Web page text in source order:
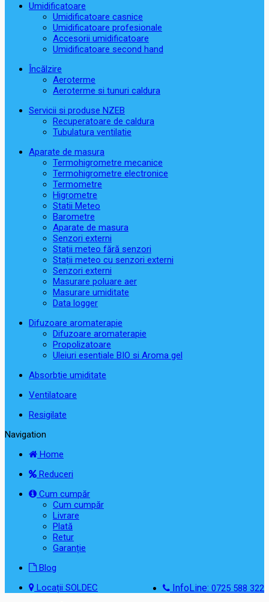
Umidificatoare
Umidificatoare casnice
Umidificatoare profesionale
Accesorii umidificatoare
Umidificatoare second hand
Încălzire
Aeroterme
Aeroterme si tunuri caldura
Servicii si produse NZEB
Recuperatoare de caldura
Tubulatura ventilatie
Aparate de masura
Termohigrometre mecanice
Termohigrometre electronice
Termometre
Higrometre
Statii Meteo
Barometre
Aparate de masura
Senzori externi
Stații meteo fără senzori
Stații meteo cu senzori externi
Senzori externi
Masurare poluare aer
Masurare umiditate
Data logger
Difuzoare aromaterapie
Difuzoare aromaterapie
Propolizatoare
Uleiuri esentiale BIO si Aroma gel
Absorbtie umiditate
Ventilatoare
Resigilate
Navigation
Home
Reduceri
Cum cumpăr
Cum cumpăr
Livrare
Plată
Retur
Garanție
Blog
InfoLine: 0725 588 322
Locații SOLDEC